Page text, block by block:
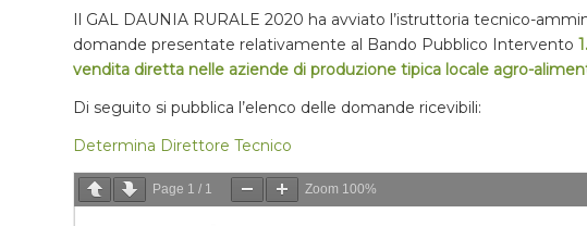
Il GAL DAUNIA RURALE 2020 ha avviato l’istruttoria tecnico-
domande presentate relativamente al Bando Pubblico Intervento
vendita diretta nelle aziende di produzione tipica locale agro-
Di seguito si pubblica l’elenco delle domande ricevibili:
Determina Direttore Tecnico
Page 1 / 1 Zoom 100%